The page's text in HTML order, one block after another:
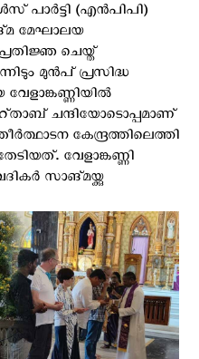
പാർട്ടി (എൻപിപി)
മേഘാലയ
ചെയ്ത്
മുന്‍പ് പ്രസിദ്ധ
വേളാങ്കണ്ണിയില്‍
ചന്ദിയോടൊപ്പമാണ്
കേന്ദ്രത്തിലെത്തി
വേളാങ്കണ്ണി
സാങ്മയ്ക്കു